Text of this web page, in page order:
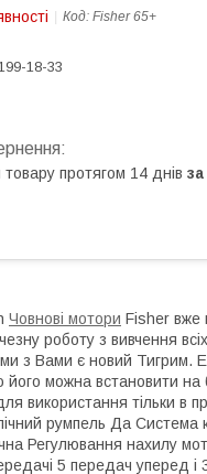
Код: Fisher 65+
18-33
протягом 14 днів
Човнові мотори Fisher вже
роботу з вивчення
ми з Вами є новий
можна встановити на
використання тільки в
румпель Да
Регулювання нахилу
5 передач уперед і